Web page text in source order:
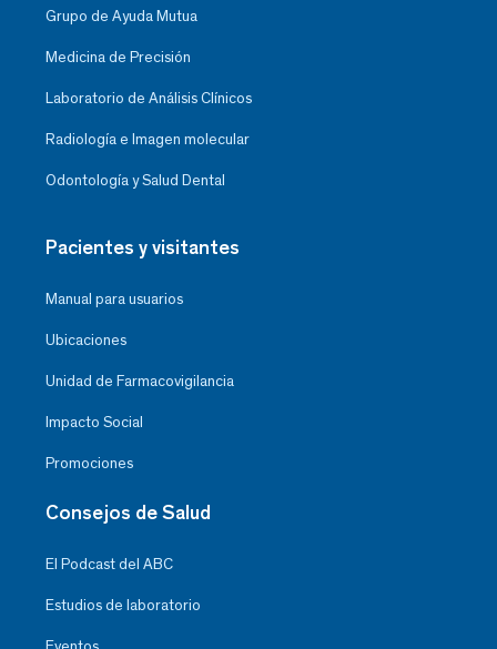
Grupo de Ayuda Mutua
Medicina de Precisión
Laboratorio de Análisis Clínicos
Radiología e Imagen molecular
Odontología y Salud Dental
Pacientes y visitantes
Manual para usuarios
Ubicaciones
Unidad de Farmacovigilancia
Impacto Social
Promociones
Consejos de Salud
El Podcast del ABC
Estudios de laboratorio